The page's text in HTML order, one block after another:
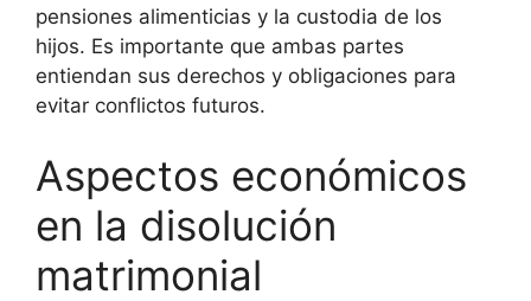
pensiones alimenticias y la custodia de los
hijos. Es importante que ambas partes
entiendan sus derechos y obligaciones para
evitar conflictos futuros.
Aspectos económicos
en la disolución
matrimonial